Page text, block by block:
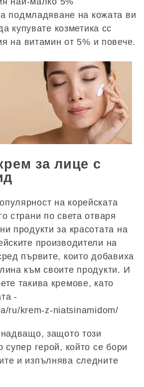
подмладяване на кожата ви
купувате козметика сс
на витамин от 5% и повече.
за лице с
на корейската
страни по света отваря
продукти за красотата на
производители на
първите, които добавиха
към своите продукти. И
такива кремове, като
-
ru/krem-z-niatsinamidom/
защото този
супер герой, който се бори
и изпълнява следните